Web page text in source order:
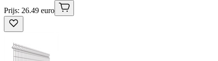
Prijs: 26.49 euro